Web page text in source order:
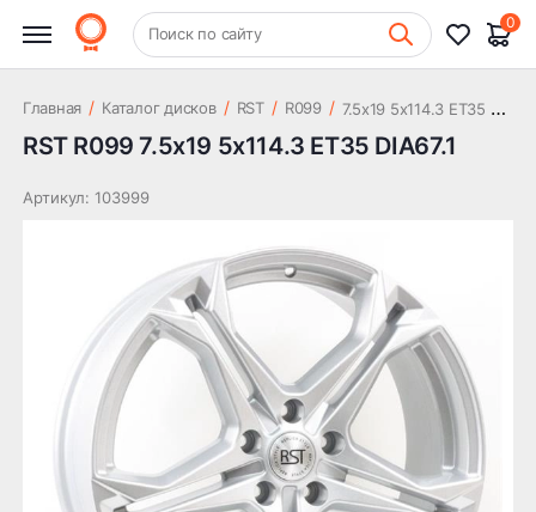
+7 (831) 261-35-35 Шиномонтаж
Поиск по сайту
0
Главная / Каталог дисков / RST / R099 / 7
.5x19 5x114.3 ET35 DIA67.1
RST R099 7.5x19 5x114.3 ET35 DIA67.1
Артикул: 103999